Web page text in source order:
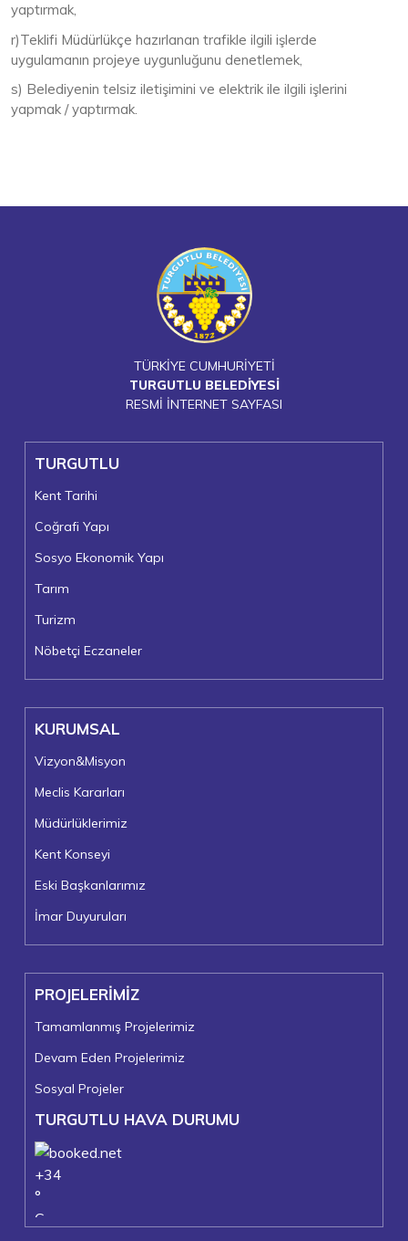
yaptırmak,
r)Teklifi Müdürlükçe hazırlanan trafikle ilgili işlerde
uygulamanın projeye uygunluğunu denetlemek,
s) Belediyenin telsiz iletişimini ve elektrik ile ilgili işlerini
yapmak / yaptırmak.
TÜRKİYE CUMHURİYETİ
TURGUTLU BELEDİYESİ
RESMİ İNTERNET SAYFASI
TURGUTLU
Kent Tarihi
Coğrafi Yapı
Sosyo Ekonomik Yapı
Tarım
Turizm
Nöbetçi Eczaneler
KURUMSAL
Vizyon&Misyon
Meclis Kararları
Müdürlüklerimiz
Kent Konseyi
Eski Başkanlarımız
İmar Duyuruları
PROJELERİMİZ
Tamamlanmış Projelerimiz
Devam Eden Projelerimiz
Sosyal Projeler
TURGUTLU HAVA DURUMU
+34
°
C